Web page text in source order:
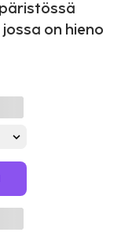
on hieno